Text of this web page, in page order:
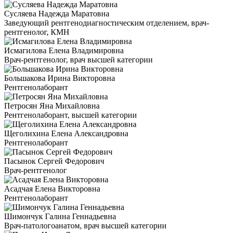
Сусляева Надежда Маратовна
Заведующий рентгенодиагностическим отделением, врач-
рентгенолог, КМН
Исмагилова Елена Владимировна
Врач-рентгенолог, врач высшей категории
Большакова Ирина Викторовна
Рентгенолаборант
Петросян Яна Михайловна
Рентгенолаборант, высшей категории
Щеголихина Елена Александровна
Рентгенолаборант
Пасынок Сергей Федорович
Врач-рентгенолог
Асадчая Елена Викторовна
Рентгенолаборант
Шимончук Галина Геннадьевна
Врач-патологоанатом, врач высшей категории